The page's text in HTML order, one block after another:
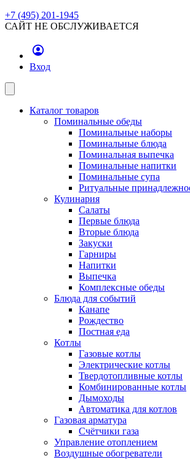
+7 (495) 201-1945
САЙТ НЕ ОБСЛУЖИВАЕТСЯ
Вход
Каталог товаров
Поминальные обеды
Поминальные наборы
Поминальные блюда
Поминальная выпечка
Поминальные напитки
Поминальные супа
Ритуальные
Кулинария
Салаты
Первые блюда
Вторые блюда
Закуски
Гарниры
Напитки
Выпечка
Комплексные обеды
Блюда для событий
Канапе
Рождество
Постная еда
Котлы
Газовые котлы
Электрические котлы
Твердотопливные котлы
Комбинированные котлы
Дымоходы
Автоматика для котлов
Газовая арматура
Счётчики газа
Управление отоплением
Воздушные обогреватели